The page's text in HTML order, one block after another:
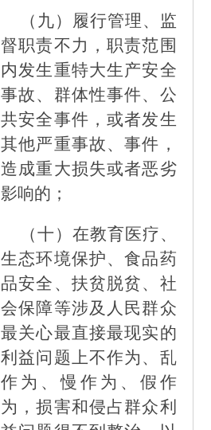
（九） 履行管理、监
督职责不力，职责范围
内发生重特大生产安全
事故、群体性事件、公
共安全事件，或者发生
其他严重事故、事件，
造成重大损失或者恶劣
影响的；
（十） 在教育医疗、
生态环境保护、食品药
品安全、扶贫脱贫、社
会保障等涉及人民群众
最关心最直接最现实的
利益问题上不作为、乱
作为、慢作为、假作
为，损害和侵占群众利